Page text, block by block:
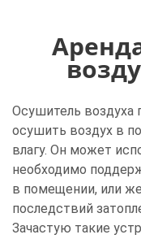
Осушитель воздуха
осушить воздух в
влагу. Он может
необходимо
в помещении, или
последствий
Зачастую такие